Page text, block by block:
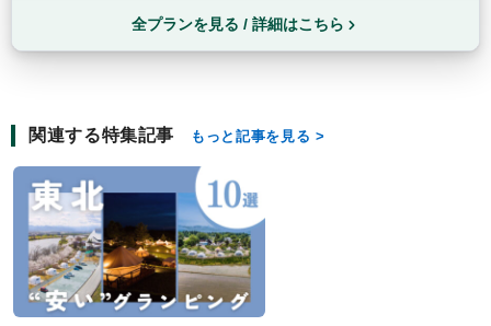
全プランを見る / 詳細はこちら
関連する特集記事 もっと記事を見る